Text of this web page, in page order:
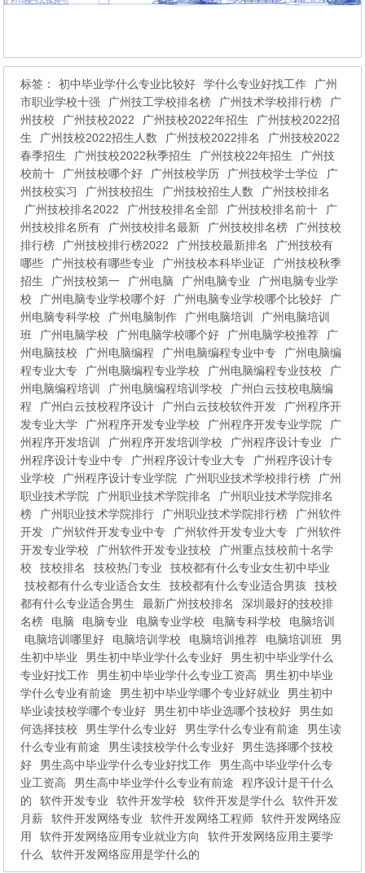
标签： 初中毕业学什么专业比较好 学什么专业好找工作
广州
市职业学校十强
广州技工学校排名榜 广州技术学校排行榜
广
州技校
广州技校2022 广州技校2022年招生
广州技校2022招
生
广州技校2022招生人数 广州技校2022排名
广州技校2022
春季招生
广州技校2022秋季招生 广州技校22年招生
广州技
校前十
广州技校哪个好 广州技校学历 广州技校学士学位
广
州技校实习
广州技校招生 广州技校招生人数
广州技校排名
广州技校排名2022
广州技校排名全部 广州技校排名前十
广
州技校排名所有
广州技校排名最新 广州技校排名榜
广州技校
排行榜
广州技校排行榜2022 广州技校最新排名
广州技校有
哪些
广州技校有哪些专业 广州技校本科毕业证
广州技校秋季
招生
广州技校第一 广州电脑 广州电脑专业
广州电脑专业学
校
广州电脑专业学校哪个好 广州电脑专业学校哪个比较好
广
州电脑专科学校
广州电脑制作 广州电脑培训
广州电脑培训
班
广州电脑学校 广州电脑学校哪个好 广州电脑学校推荐
广
州电脑技校
广州电脑编程 广州电脑编程专业中专
广州电脑编
程专业大专
广州电脑编程专业学校 广州电脑编程专业技校
广
州电脑编程培训
广州电脑编程培训学校
广州白云技校电脑编
程
广州白云技校程序设计 广州白云技校软件开发
广州程序开
发专业大学
广州程序开发专业学校 广州程序开发专业学院
广
州程序开发培训
广州程序开发培训学校 广州程序设计专业
广
州程序设计专业中专
广州程序设计专业大专
广州程序设计专
业学校
广州程序设计专业学院 广州职业技术学校排行榜
广州
职业技术学院
广州职业技术学院排名
广州职业技术学院排名
榜
广州职业技术学院排行 广州职业技术学院排行榜
广州软件
开发
广州软件开发专业中专 广州软件开发专业大专
广州软件
开发专业学校
广州软件开发专业技校
广州重点技校前十名学
校
技校排名 技校热门专业
技校都有什么专业女生初中毕业
技校都有什么专业适合女生
技校都有什么专业适合男孩
技校
都有什么专业适合男生
最新广州技校排名
深圳最好的技校排
名榜
电脑 电脑专业 电脑专业学校 电脑专科学校
电脑培训
电脑培训哪里好
电脑培训学校 电脑培训推荐 电脑培训班
男
生初中毕业
男生初中毕业学什么专业好
男生初中毕业学什么
专业好找工作
男生初中毕业学什么专业工资高
男生初中毕业
学什么专业有前途
男生初中毕业学哪个专业好就业
男生初中
毕业读技校学哪个专业好
男生初中毕业选哪个技校好
男生如
何选择技校
男生学什么专业好 男生学什么专业有前途
男生读
什么专业有前途
男生读技校学什么专业好
男生选择哪个技校
好
男生高中毕业学什么专业好找工作
男生高中毕业学什么专
业工资高
男生高中毕业学什么专业有前途
程序设计是干什么
的
软件开发专业 软件开发学校 软件开发是学什么
软件开发
月薪
软件开发网络专业 软件开发网络工程师
软件开发网络应
用
软件开发网络应用专业就业方向
软件开发网络应用主要学
什么
软件开发网络应用是学什么的